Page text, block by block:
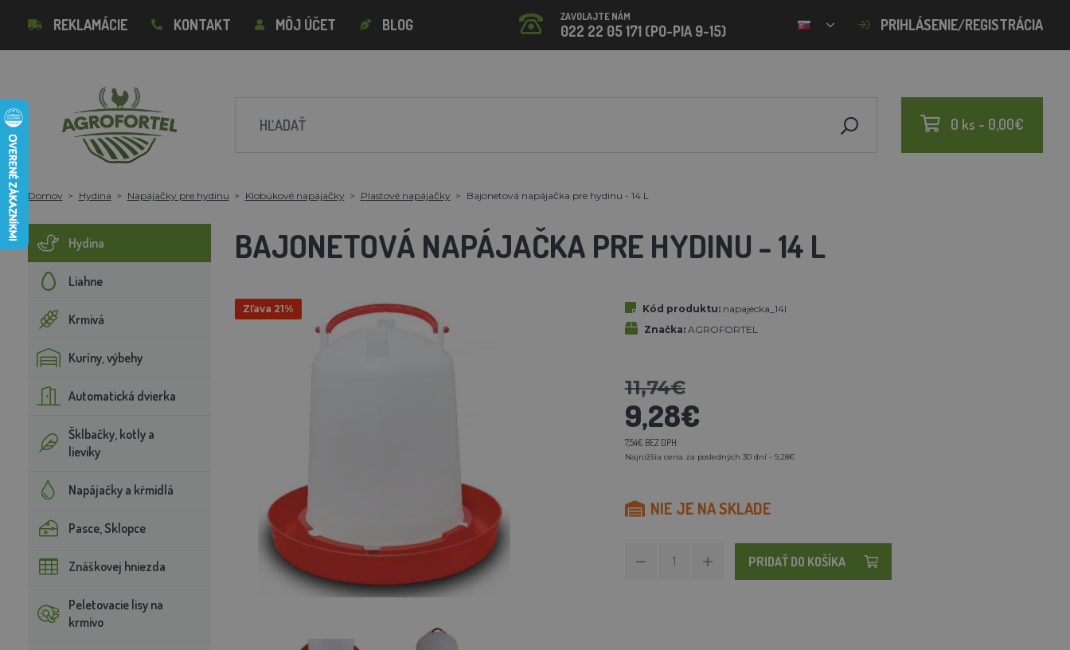
REKLAMÁCIE KONTAKT MÔJ ÚČET BLOG ZAVOLAJTE NÁM
022 22 05 171 (PO-PIA 9-15) PRIHLÁSENIE/REGISTRÁCIA
0 ks - 0,00€
Domov Hydina Napájačky pre hydinu Klobúkové napájačky Plastové napájačky Bajonetová napájačka pre hydinu - 14 L
Hydina
Liahne
Krmivá
Kuríny, výbehy
Automatická dvierka
Šklbačky, kotly a
lieviky
Napájačky a kŕmidlá
Pasce, Sklopce
Znáškovej hniezda
Peletovacie lisy na
krmivo
BAJONETOVÁ NAPÁJAČKA PRE HYDINU - 14 L
Zľava 21% Kód produktu: napajecka_14l
Značka: AGROFORTEL
11,74€
9,28€
7,54€ BEZ DPH
Najnižšia cena za posledných 30 dní - 9,28€
NIE JE NA SKLADE
PRIDAŤ DO KOŠÍKA